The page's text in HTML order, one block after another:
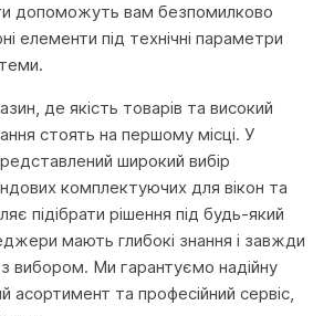
допоможуть вам безпомилково
елементи під технічні параметри
де якість товарів та високий
стоять на першому місці. У
широкий вибір
комплектуючих для вікон та
підібрати рішення під будь-який
мають глибокі знання і завжди
вибором. Ми гарантуємо надійну
асортимент та професійний сервіс,